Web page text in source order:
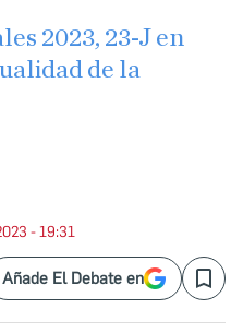
2023, 23-J en
de la
- 19:31
Añade El Debate en Save